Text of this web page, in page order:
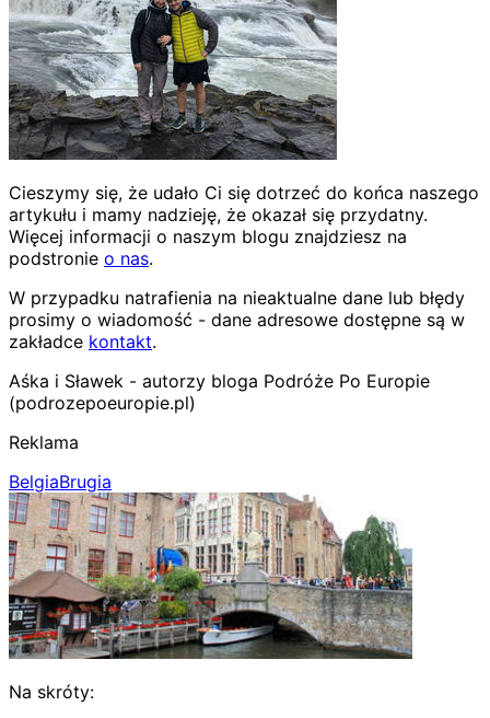
Cieszymy się, że udało Ci się dotrzeć do końca naszego
artykułu i mamy nadzieję, że okazał się przydatny.
Więcej informacji o naszym blogu znajdziesz na
podstronie o nas.
W przypadku natrafienia na nieaktualne dane lub błędy
prosimy o wiadomość - dane adresowe dostępne są w
zakładce kontakt.
Aśka i Sławek - autorzy bloga Podróże Po Europie
(podrozepoeuropie.pl)
Reklama
BelgiaBrugia
Na skróty: